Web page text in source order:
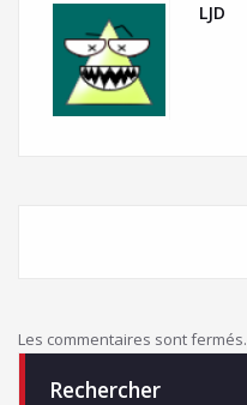
LJD
Les commentaires sont fermés.
Rechercher